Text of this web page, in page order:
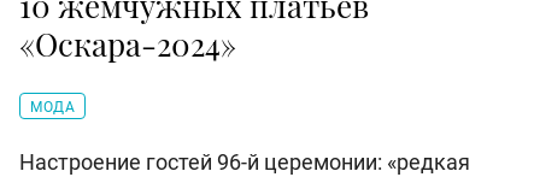
«Оскара-2024»
МОДА
Настроение гостей 96-й церемонии: «редкая